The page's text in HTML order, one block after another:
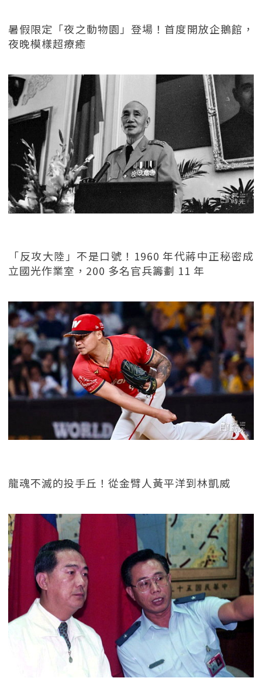
暑假限定「夜之動物園」登場！首度開放企鵝館，
夜晚模樣超療癒
「反攻大陸」不是口號！1960 年代蔣中正秘密成
立國光作業室，200 多名官兵籌劃 11 年
龍魂不滅的投手丘！從金臂人黃平洋到林凱威